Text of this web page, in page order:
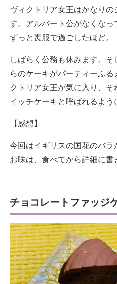
ヴィクトリア女王はかなり
す。アルバート公がなくな
ずっと喪服で過ごしたほど。
しばらく公務も休みます。
らのケーキがパーティーふ
クトリア女王が気に入り、
イッチケーキと呼ばれるよう
【感想】
今回はイギリスの国花のバラ
お味は、食べてから詳細に書
チョコレートファッジ